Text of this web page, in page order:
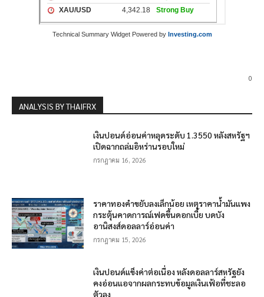
Technical Summary Widget Powered by Investing.com
0
ANALYSIS BY THAIFRX
เงินปอนด์อ่อนค่าหลุดระดับ 1.3550 หลังสหรัฐฯ
เปิดฉากถล่มอิหร่านรอบใหม่
กรกฎาคม 16, 2026
ราคาทองคำขยับลงเล็กน้อย เหตุราคาน้ำมันแพง
กระตุ้นคาดการณ์เฟดขึ้นดอกเบี้ย บดบัง
อานิสงส์ดอลลาร์อ่อนค่า
กรกฎาคม 15, 2026
เงินปอนด์แข็งค่าต่อเนื่อง หลังดอลลาร์สหรัฐยัง
คงอ่อนแอจากผลกระทบข้อมูลเงินเฟ้อที่ชะลอ
ตัวลง